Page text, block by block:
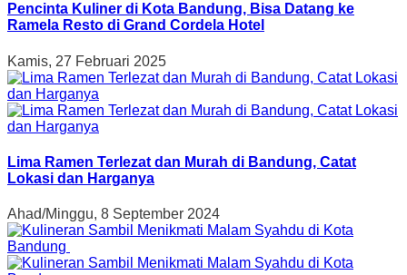
Pencinta Kuliner di Kota Bandung, Bisa Datang ke
Ramela Resto di Grand Cordela Hotel
Kamis, 27 Februari 2025
Lima Ramen Terlezat dan Murah di Bandung, Catat
Lokasi dan Harganya
Ahad/Minggu, 8 September 2024